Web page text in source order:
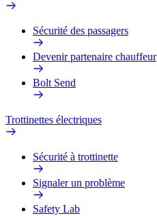
Sécurité des passagers
Devenir partenaire chauffeur
Bolt Send
Trottinettes électriques
Sécurité à trottinette
Signaler un problème
Safety Lab